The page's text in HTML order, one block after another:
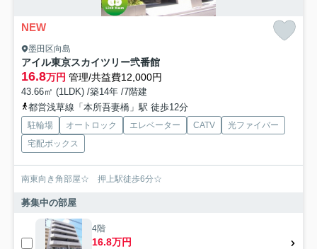
NEW
墨田区向島
アイル東京スカイツリー弐番館
16.8万円 管理/共益費12,000円
43.66㎡ (1LDK) /築14年 /7階建
都営浅草線「本所吾妻橋」駅 徒歩12分
駐輪場 オートロック エレベーター CATV
光ファイバー
宅配ボックス
南東向き角部屋☆ 押上駅徒歩6分☆
募集中の部屋
4階
16.8万円